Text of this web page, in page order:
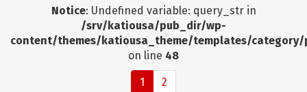
Notice: Undefined variable: query_str in
/srv/katiousa/pub_dir/wp-
content/themes/katiousa_theme/templates/
on line 48
1 2